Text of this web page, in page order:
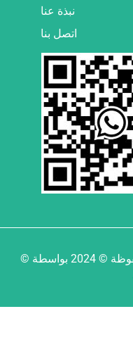
نبذة عنا
اتصل بنا
© حقوق النشر محفوظة © 2024 بواسطة TENESSY سياسة